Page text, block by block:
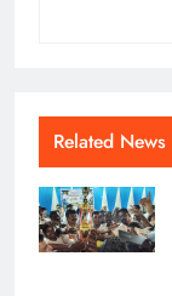
Related News